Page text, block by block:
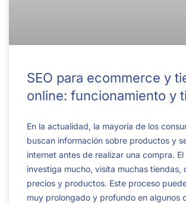
SEO para ecommerce y
online: funcionamiento y
En la actualidad, la mayoría de los
buscan información sobre productos y
internet antes de realizar una compra.
investiga mucho, visita muchas tiendas,
precios y productos. Este proceso
muy prolongado y profundo en algunos